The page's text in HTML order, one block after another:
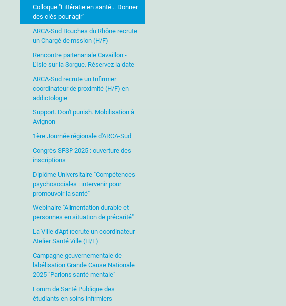
Colloque "Littératie en santé... Donner
des clés pour agir"
ARCA-Sud Bouches du Rhône recrute
un Chargé de mssion (H/F)
Rencontre partenariale Cavaillon -
L'Isle sur la Sorgue. Réservez la date
ARCA-Sud recrute un Infirmier
coordinateur de proximité (H/F) en
addictologie
Support. Don't punish. Mobilisation à
Avignon
1ère Journée régionale d'ARCA-Sud
Congrès SFSP 2025 : ouverture des
inscriptions
Diplôme Universitaire "Compétences
psychosociales : intervenir pour
promouvoir la santé"
Webinaire "Alimentation durable et
personnes en situation de précarité"
La Ville d'Apt recrute un coordinateur
Atelier Santé Ville (H/F)
Campagne gouvernementale de
labélisation Grande Cause Nationale
2025 "Parlons santé mentale"
Forum de Santé Publique des
étudiants en soins infirmiers